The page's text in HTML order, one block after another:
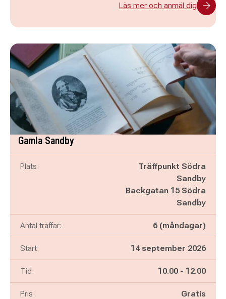
Läs mer och anmäl dig
Gamla Sandby
Plats:
Träffpunkt Södra
Sandby
Backgatan 15 Södra
Sandby
Antal träffar: 6 (måndagar)
Start: 14 september 2026
Tid: Pågår mellan
10.00 - och
12.00
Pris: Gratis